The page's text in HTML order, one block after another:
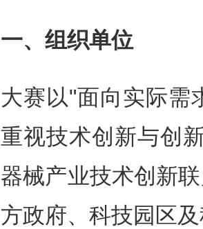
一、组织单位
大赛以"面向实际需
重视技术创新与创
器械产业技术创新
方政府、科技园区